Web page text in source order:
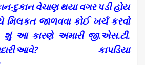
દુકાન વેચાણ થયા વગર પડી હોય
જાળવવા કોઈ ખર્ચ કરવો
શું આ કારણે અમારી જી.એસ.ટી.
આવે?કાપડિયા